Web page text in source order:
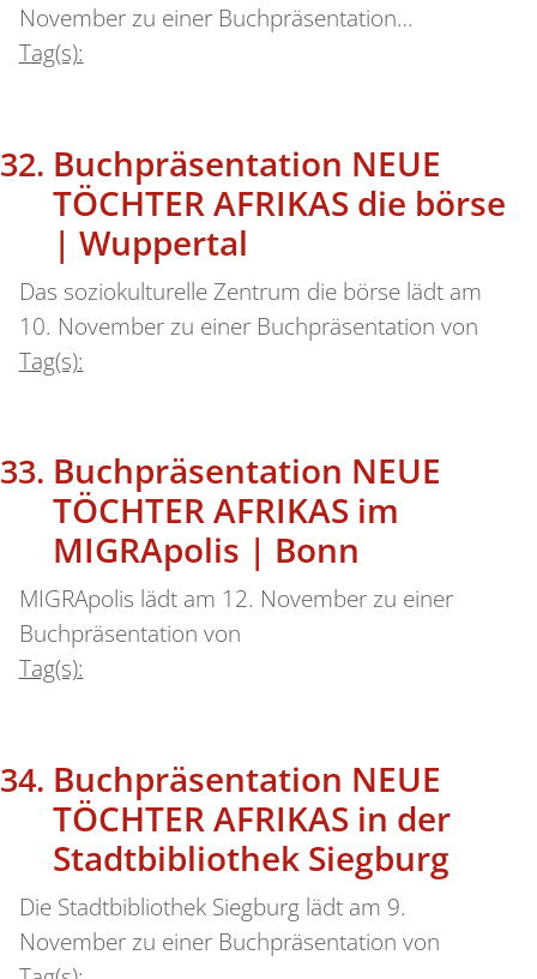
November zu einer Buchpräsentation…
Tag(s):
Buchpräsentation NEUE
TÖCHTER AFRIKAS die börse
| Wuppertal
Das soziokulturelle Zentrum die börse lädt am
10. November zu einer Buchpräsentation von
Tag(s):
Buchpräsentation NEUE
TÖCHTER AFRIKAS im
MIGRApolis | Bonn
MIGRApolis lädt am 12. November zu einer
Buchpräsentation von
Tag(s):
Buchpräsentation NEUE
TÖCHTER AFRIKAS in der
Stadtbibliothek Siegburg
Die Stadtbibliothek Siegburg lädt am 9.
November zu einer Buchpräsentation von